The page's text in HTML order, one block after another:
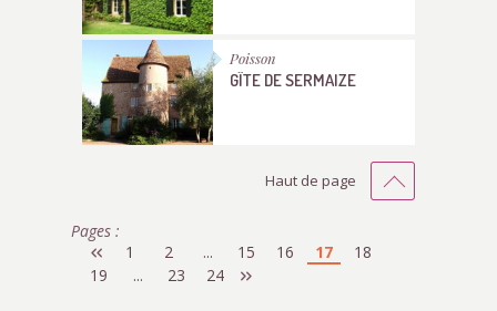
Poisson
GÎTE DE SERMAIZE
Haut de page
Pages :
1
2 ... 15 16 17
18
19
... 23 24